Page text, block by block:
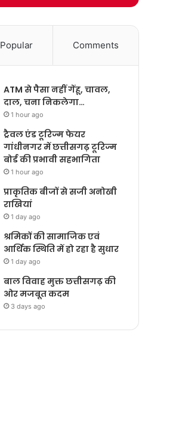
Popular Comments
ATM से पैसा नहीं गेंहू, चावल,
दाल, चना निकलेगा…
1 hour ago
ट्रैवल एंड टूरिज्म फेयर
गांधीनगर में छत्तीसगढ़ टूरिज्म
बोर्ड की प्रभावी सहभागिता
1 hour ago
प्राकृतिक बीजों से सजी अनोखी
राखियां
1 day ago
श्रमिकों की सामाजिक एवं
आर्थिक स्थिति में हो रहा है सुधार
1 day ago
बाल विवाह मुक्त छत्तीसगढ़ की
ओर मजबूत कदम
3 days ago